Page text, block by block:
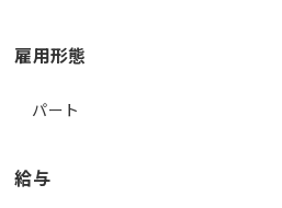
雇用形態
パート
給与